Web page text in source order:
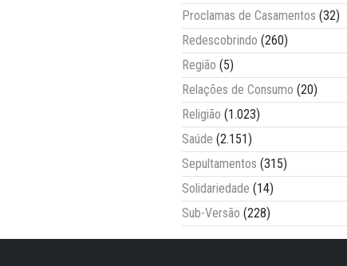
Proclamas de Casamentos (32)
Redescobrindo (260)
Região (5)
Relações de Consumo (20)
Religião (1.023)
Saúde (2.151)
Sepultamentos (315)
Solidariedade (14)
Sub-Versão (228)